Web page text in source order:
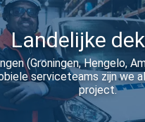
Landelijke
(Groningen, Hengelo,
serviceteams zijn we
project.